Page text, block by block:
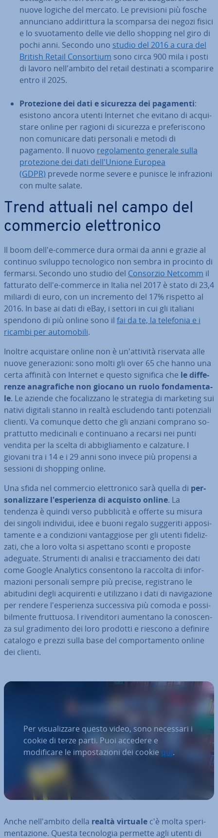
nuove logiche del mercato. Le pre­vi­sio­ni più fosche
an­nun­cia­no ad­di­rit­tu­ra la scomparsa dei negozi fisici
e lo svuo­ta­men­to delle vie dello shopping nel giro di
pochi anni. Secondo uno studio del 2016 a cura del
British Retail Con­sor­tium sono circa 900 mila i posti
di lavoro nel­l'am­bi­to del retail destinati a scom­pa­ri­re
entro il 2025.
Pro­te­zio­ne dei dati e sicurezza dei pagamenti:
esistono ancora utenti Internet che evitano di ac­qui­
sta­re online per ragioni di sicurezza e pre­fe­ri­sco­no
non co­mu­ni­ca­re dati personali e metodi di
pagamento. Il nuovo re­go­la­men­to generale sulla
pro­te­zio­ne dei dati del­l'U­nio­ne Europea
(GDPR) prevede norme severe e punisce le in­fra­zio­ni
con multe salate.
Trend attuali nel campo del
commercio elet­tro­ni­co
Il boom dell'e-commerce dura ormai da anni e grazie al
continuo sviluppo tec­no­lo­gi­co non sembra in procinto di
fermarsi. Secondo uno studio del Consorzio Netcomm il
fatturato dell'e-commerce in Italia nel 2017 è stato di 23,4
miliardi di euro, con un in­cre­men­to del 17% rispetto al
2016. In base ai dati di eBay, i settori in cui gli italiani
spendono di più online sono il fai da te, la telefonia e i
ricambi per au­to­mo­bi­li.
Inoltre ac­qui­sta­re online non è un'at­ti­vi­tà riservata alle
nuove ge­ne­ra­zio­ni: sono molti gli over 65 che hanno una
certa affinità con Internet e questo significa che le dif­fe­
ren­ze ana­gra­fi­che non giocano un ruolo fon­da­men­ta­
le. Le aziende che fo­ca­liz­za­no le strategia di marketing sui
nativi digitali stanno in realtà esclu­den­do tanti po­ten­zia­li
clienti. Va comunque detto che gli anziani comprano so­
prat­tut­to me­di­ci­na­li e con­ti­nua­no a recarsi nei punti
vendita per la scelta di ab­bi­glia­men­to e calzature. I
giovani tra i 14 e i 29 anni sono invece più propensi a
sessioni di shopping online.
Una sfida nel commercio elet­tro­ni­co sarà quella di per­
so­na­liz­za­re l'e­spe­rien­za di acquisto online. La
tendenza è quindi verso pub­bli­ci­tà e offerte su misura
dei singoli individui, idee e buoni regalo suggeriti ap­po­si­
ta­men­te e a con­di­zio­ni van­tag­gio­se per gli utenti fi­de­liz­
za­ti, che a loro volta si aspettano sconti e proposte
adeguate. Strumenti di analisi e trac­cia­men­to dei dati
come Google Analytics con­sen­to­no la raccolta di in­for­
ma­zio­ni personali sempre più precise, re­gi­stra­no le
abitudini degli ac­qui­ren­ti e uti­liz­za­no i dati di na­vi­ga­zio­ne
per rendere l'e­spe­rien­za suc­ces­si­va più comoda e pos­si­
bil­men­te fruttuosa. I ri­ven­di­to­ri aumentano la co­no­scen­
za sul gra­di­men­to dei loro prodotti e riescono a definire
catalogo e prezzi sulla base del com­por­ta­men­to online
dei clienti.
Per visualizzare questo video, sono necessari i
cookie di terze parti. Puoi accedere e
modificare le impostazioni dei cookie qui.
Anche nel­l'am­bi­to della realtà virtuale c'è molta spe­ri­
men­ta­zio­ne. Questa tec­no­lo­gia permette agli utenti di